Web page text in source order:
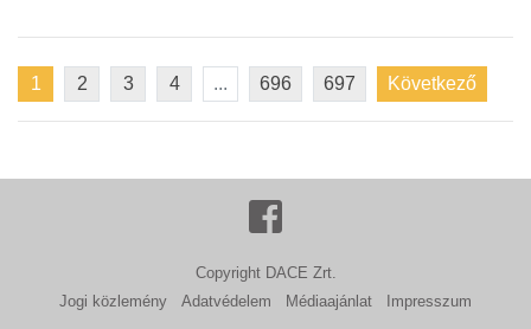
1 2 3 4 ... 696 697 Következő
Copyright DACE Zrt.
Jogi közlemény
Adatvédelem Médiaajánlat Impresszum